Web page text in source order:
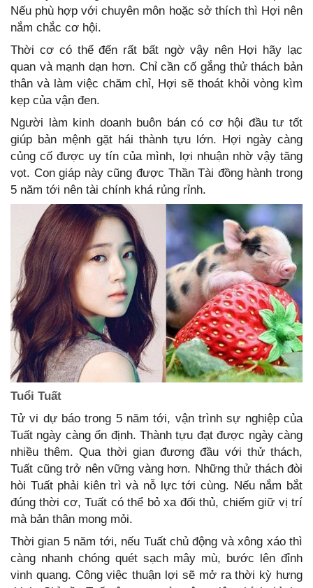
Nếu phù hợp với chuyên môn hoặc sở thích thì Hợi nên
nắm chắc cơ hội.
Thời cơ có thể đến rất bất ngờ vậy nên Hợi hãy lạc
quan và mạnh dạn hơn. Chỉ cần cố gắng thử thách bản
thân và làm việc chăm chỉ, Hợi sẽ thoát khỏi vòng kìm
kẹp của vận đen.
Người làm kinh doanh buôn bán có cơ hội đầu tư tốt
giúp bản mệnh gặt hái thành tựu lớn. Hợi ngày càng
củng cố được uy tín của mình, lợi nhuận nhờ vậy tăng
vọt. Con giáp này cũng được Thần Tài đồng hành trong
5 năm tới nên tài chính khá rủng rỉnh.
Tuổi Tuất
Tử vi dự báo trong 5 năm tới, vận trình sự nghiệp của
Tuất ngày càng ổn định. Thành tựu đạt được ngày càng
nhiều thêm. Qua thời gian đương đầu với thử thách,
Tuất cũng trở nên vững vàng hơn. Những thử thách đòi
hòi Tuất phải kiên trì và nỗ lực tới cùng. Nếu nắm bắt
đúng thời cơ, Tuất có thể bỏ xa đối thủ, chiếm giữ vị trí
mà bản thân mong mỏi.
Thời gian 5 năm tới, nếu Tuất chủ động và xông xáo thì
càng nhanh chóng quét sạch mây mù, bước lên đỉnh
vinh quang. Công việc thuận lợi sẽ mở ra thời kỳ hưng